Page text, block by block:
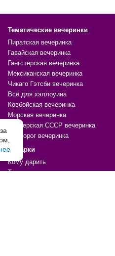
Тематические вечеринки
Пиратская вечеринка
Гавайская вечеринка
Гангстерская вечеринка
Мексиканская вечеринка
Чикаго Гэтсби вечеринка
Всё для хэллоуина
Ковбойская вечеринка
Морская вечеринка
Пионерская СССР вечеринка
Единорог вечеринка
Подарки
Кому дарить
Тип товара